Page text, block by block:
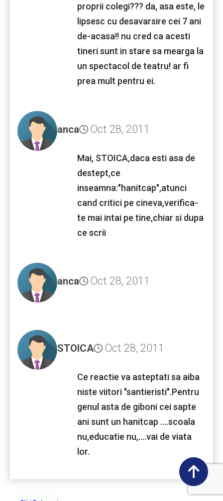
proprii colegi??? da, asa este, le
lipsesc cu desavarsire cei 7 ani
de-acasa!! nu cred ca acesti
tineri sunt in stare sa mearga la
un spectacol de teatru! ar fi
prea mult pentru ei.
anca Oct 28, 2011
Mai, STOICA,daca esti asa de
destept,ce
inseamna:"hanitcap",atunci
cand critici pe cineva,verifica-
te mai intai pe tine,chiar si dupa
ce scrii
anca Oct 28, 2011
STOICA Oct 28, 2011
Ce reactie va asteptati sa aiba
niste viitori "santieristi".Pentru
genul asta de giboni cei sapte
ani sunt un hanitcap ....scoala
nu,educatie nu,....vai de viata
lor.